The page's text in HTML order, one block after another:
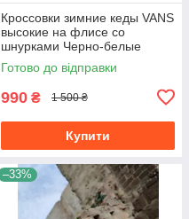
Кроссовки зимние кеды VANS
высокие на флисе со
шнурками Черно-белые
унисекс унисекс теплые
Готово до відправки
990 ₴ 1 500 ₴
Купити
–33%